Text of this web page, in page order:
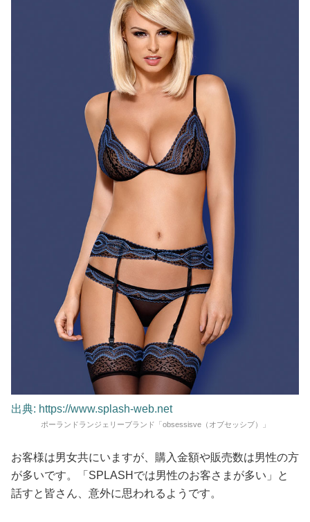
出典: https://www.splash-web.net
ポーランドランジェリーブランド「obsessisve（オブセッシブ）」
お客様は男女共にいますが、購入金額や販売数は男性の方
が多いです。「SPLASHでは男性のお客さまが多い」と
話すと皆さん、意外に思われるようです。